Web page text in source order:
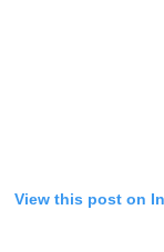
View this post on